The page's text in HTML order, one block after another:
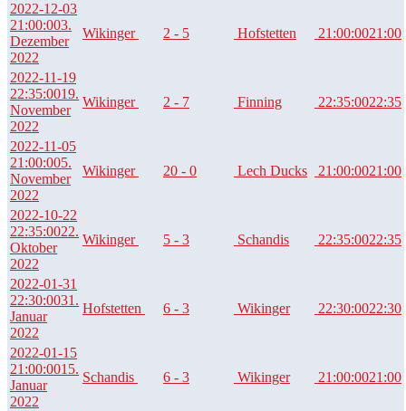
2022-12-03
21:00:003.
Dezember
2022
Wikinger 2 - 5 Hofstetten 21:00:0021:00
2022-11-19
22:35:0019.
November
2022
Wikinger 2 - 7 Finning 22:35:0022:35
2022-11-05
21:00:005.
November
2022
Wikinger 20 - 0 Lech Ducks 21:00:0021:00
2022-10-22
22:35:0022.
Oktober
2022
Wikinger 5 - 3 Schandis 22:35:0022:35
2022-01-31
22:30:0031.
Januar
2022
Hofstetten 6 - 3 Wikinger 22:30:0022:30
2022-01-15
21:00:0015.
Januar
2022
Schandis 6 - 3 Wikinger 21:00:0021:00